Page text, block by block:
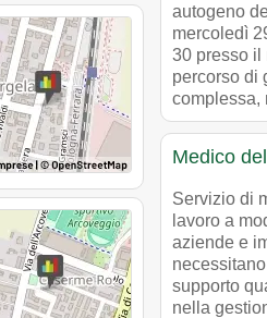
autogeno
mercoledì
30 presso il
percorso di
complessa,
Medico
Servizio di
lavoro a
aziende e
supporto
nella